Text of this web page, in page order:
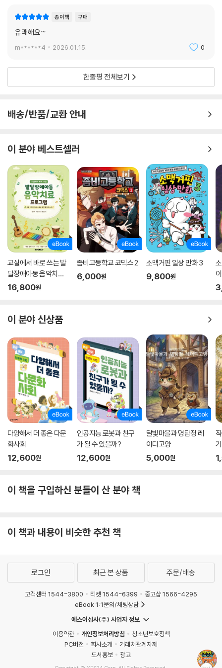
종이책 구매
유쾌해요~
m******4 2026.01.15. 0
한줄평 전체보기
배송/반품/교환 안내
이 분야 베스트셀러
교실에서 바로 쓰는 발
달장애아동 음악치료
프로그램
16,800원
좀비고등학교 코믹스 2
6,000원
소맥거핀 일상 만화 3
9,800원
이 분야 신상품
다양해서 더 좋은 다문
화사회
12,600원
인공지능 로봇과 친구
가 될 수 있을까?
12,600원
달빛마을과 명탐정 레
이디고양
5,000원
기
이 책을 구입하신 분들이 산 분야 책
이 책과 내용이 비슷한 추천 책
로그인 최근 본 상품 주문/배송
고객센터 1544-3800 티켓 1544-6399
중고샵 1566-4295
eBook 1:1문의/채팅상담
예스이십사(주) 사업자 정보
이용약관
개인정보처리방침
청소년보호정책
PC버전
회사소개
거래처관계자께
도서홍보
광고